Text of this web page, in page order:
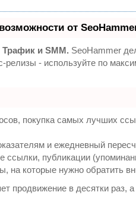
от
Трафик и SMM. SeoHammer
- используйте по
покупка самых лучших
и ежедневный
публикации
на которые нужно обратить
продвижение в десятки раз,